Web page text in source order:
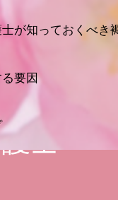
が知っておくべき
要因
士